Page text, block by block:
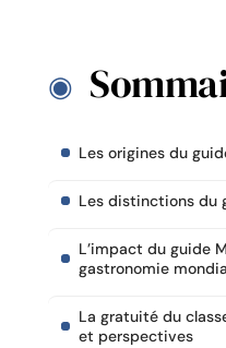
Les origines du
Les distinctions du
L’impact du guide
gastronomie
La gratuité du
et perspectives